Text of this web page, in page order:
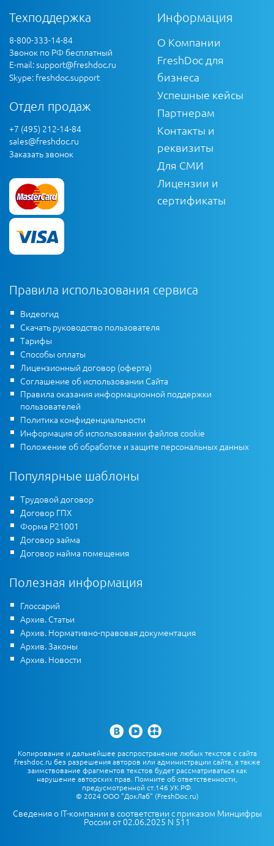
Техподдержка
8-800-333-14-84
Звонок по РФ бесплатный
E-mail:support@freshdoc.ru
Skype: freshdoc.support
Отдел продаж
+7 (495) 212-14-84
sales@freshdoc.ru
Заказать звонок
Информация
О Компании
FreshDoc для
бизнеса
Успешные кейсы
Партнерам
Контакты и
реквизиты
Для СМИ
Лицензии и
сертификаты
Правила использования сервиса
Видеогид
Скачать руководство пользователя
Тарифы
Способы оплаты
Лицензионный договор (оферта)
Соглашение об использовании Сайта
Правила оказания информационной поддержки
пользователей
Политика конфиденциальности
Информация об использовании файлов cookie
Положение об обработке и защите персональных данных
Популярные шаблоны
Трудовой договор
Договор ГПХ
Форма Р21001
Договор займа
Договор найма помещения
Полезная информация
Глоссарий
Архив. Статьи
Архив. Нормативно-правовая документация
Архив. Законы
Архив. Новости
Копирование и дальнейшее распространение любых текстов с сайта
freshdoc.ru без разрешения авторов или администрации сайта, а также
заимствование фрагментов текстов будет рассматриваться как
нарушение авторских прав. Помните об ответственности,
предусмотренной ст.146 УК РФ.
© 2024 ООО "ДокЛаб" (FreshDoc.ru)
Сведения о IT-компании в соответствии с приказом Минцифры
России от 02.06.2025 N 511